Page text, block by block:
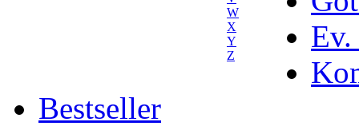
W
X
Y
Z
Ev.
Bestseller